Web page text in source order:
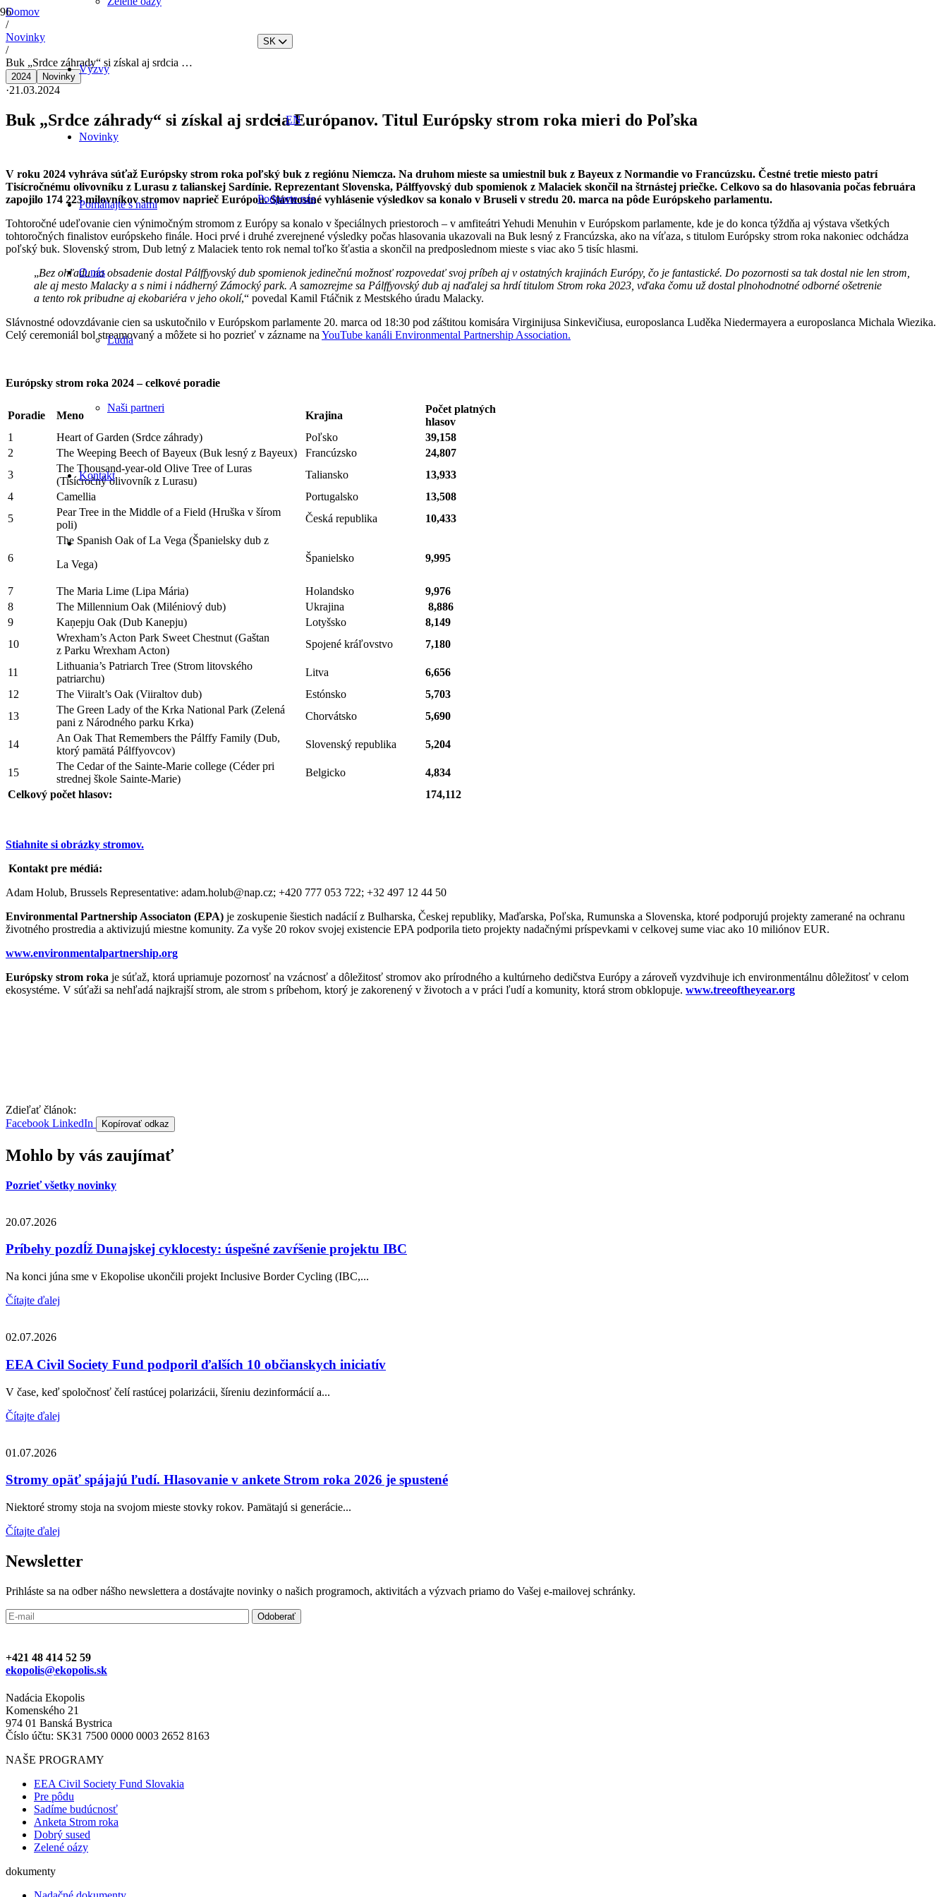
Výzvy
Novinky
Pomáhajte s nami
O nás
Ľudia
Naši partneri
Kontakt
SK
EN
Podporte nás
Domov
/
Novinky
/
Buk „Srdce záhrady“ si získal aj srdcia …
2024 Novinky
·21.03.2024
Buk „Srdce záhrady“ si získal aj srdcia Európanov. Titul Európsky strom roka mieri do Poľska
V roku 2024 vyhráva súťaž Európsky strom roka poľský buk z regiónu Niemcza. Na druhom mieste sa umiestnil buk z Bayeux z Normandie vo Francúzsku. Čestné tretie miesto patrí
Tisícročnému olivovníku z Lurasu z talianskej Sardínie. Reprezentant Slovenska, Pálffyovský dub spomienok z Malaciek skončil na štrnástej priečke. Celkovo sa do hlasovania počas februára
zapojilo 174 223 milovníkov stromov naprieč Európou. Slávnostné vyhlásenie výsledkov sa konalo v Bruseli v stredu 20. marca na pôde Európskeho parlamentu.
Tohtoročné udeľovanie cien výnimočným stromom z Európy sa konalo v špeciálnych priestoroch – v amfiteátri Yehudi Menuhin v Európskom parlamente, kde je do konca týždňa aj výstava všetkých
tohtoročných finalistov európskeho finále. Hoci prvé i druhé zverejnené výsledky počas hlasovania ukazovali na Buk lesný z Francúzska, ako na víťaza, s titulom Európsky strom roka nakoniec odchádza
poľský buk. Slovenský strom, Dub letný z Malaciek tento rok nemal toľko šťastia a skončil na predposlednom mieste s viac ako 5 tisíc hlasmi.
„Bez ohľadu na obsadenie dostal Pálffyovský dub spomienok jedinečnú možnosť rozpovedať svoj príbeh aj v ostatných krajinách Európy, čo je fantastické. Do pozornosti sa tak dostal nie len strom,
ale aj mesto Malacky a s nimi i nádherný Zámocký park. A samozrejme sa Pálffyovský dub aj naďalej sa hrdí titulom Strom roka 2023, vďaka čomu už dostal plnohodnotné odborné ošetrenie
a tento rok pribudne aj ekobariéra v jeho okolí,“ povedal Kamil Ftáčnik z Mestského úradu Malacky.
Slávnostné odovzdávanie cien sa uskutočnilo v Európskom parlamente 20. marca od 18:30 pod záštitou komisára Virginijusa Sinkevičiusa, europoslanca Luděka Niedermayera a europoslanca Michala Wiezika.
Celý ceremoniál bol streamovaný a môžete si ho pozrieť v zázname na YouTube kanáli Environmental Partnership Association.
Európsky strom roka 2024 – celkové poradie
Poradie Meno Krajina
Počet platných
hlasov
1
Heart of Garden (Srdce záhrady) Poľsko
39,158
2
The Weeping Beech of Bayeux (Buk lesný z Bayeux) Francúzsko
24,807
3
The Thousand-year-old Olive Tree of Luras
(Tisícročný olivovník z Lurasu)
Taliansko
13,933
4
Camellia Portugalsko
13,508
5
Pear Tree in the Middle of a Field (Hruška v šírom
poli)
Česká republika 10,433
6
The Spanish Oak of La Vega (Španielsky dub z
La Vega)
Španielsko 9,995
7 The Maria Lime (Lipa Mária) Holandsko
9,976
8
The Millennium Oak (Miléniový dub) Ukrajina
8,886
9
Kaņepju Oak (Dub Kanepju) Lotyšsko
8,149
10
Wrexham’s Acton Park Sweet Chestnut (Gaštan
z Parku Wrexham Acton)
Spojené kráľovstvo 7,180
11
Lithuania’s Patriarch Tree (Strom litovského
patriarchu)
Litva
6,656
12
The Viiralt’s Oak (Viiraltov dub) Estónsko
5,703
13
The Green Lady of the Krka National Park (Zelená
pani z Národného parku Krka)
Chorvátsko 5,690
14
An Oak That Remembers the Pálffy Family (Dub,
ktorý pamätá Pálffyovcov)
Slovenský republika 5,204
15
The Cedar of the Sainte-Marie college (Céder pri
strednej škole Sainte-Marie)
Belgicko
4,834
Celkový počet hlasov:
174,112
Stiahnite si obrázky stromov.
Kontakt pre médiá:
Adam Holub, Brussels Representative: adam.holub@nap.cz; +420 777 053 722; +32 497 12 44 50
Environmental Partnership Associaton (EPA) je zoskupenie šiestich nadácií z Bulharska, Českej republiky, Maďarska, Poľska, Rumunska a Slovenska, ktoré podporujú projekty zamerané na ochranu
životného prostredia a aktivizujú miestne komunity. Za vyše 20 rokov svojej existencie EPA podporila tieto projekty nadačnými príspevkami v celkovej sume viac ako 10 miliónov EUR.
www.environmentalpartnership.org
Európsky strom roka je súťaž, ktorá upriamuje pozornosť na vzácnosť a dôležitosť stromov ako prírodného a kultúrneho dedičstva Európy a zároveň vyzdvihuje ich environmentálnu dôležitosť v celom
ekosystéme. V súťaži sa nehľadá najkrajší strom, ale strom s príbehom, ktorý je zakorenený v životoch a v práci ľudí a komunity, ktorá strom obklopuje. www.treeoftheyear.org
Zdieľať článok:
Facebook LinkedIn Kopírovať odkaz
Mohlo by vás zaujímať
Pozrieť všetky novinky
20.07.2026
Príbehy pozdĺž Dunajskej cyklocesty: úspešné zavŕšenie projektu IBC
Na konci júna sme v Ekopolise ukončili projekt Inclusive Border Cycling (IBC,...
Čítajte ďalej
02.07.2026
EEA Civil Society Fund podporil ďalších 10 občianskych iniciatív
V čase, keď spoločnosť čelí rastúcej polarizácii, šíreniu dezinformácií a...
Čítajte ďalej
01.07.2026
Stromy opäť spájajú ľudí. Hlasovanie v ankete Strom roka 2026 je spustené
Niektoré stromy stoja na svojom mieste stovky rokov. Pamätajú si generácie...
Čítajte ďalej
Newsletter
Prihláste sa na odber nášho newslettera a dostávajte novinky o našich programoch, aktivitách a výzvach priamo do Vašej e-mailovej schránky.
+421 48 414 52 59
ekopolis@ekopolis.sk
Nadácia Ekopolis
Komenského 21
974 01 Banská Bystrica
Číslo účtu: SK31 7500 0000 0003 2652 8163
NAŠE PROGRAMY
EEA Civil Society Fund Slovakia
Pre pôdu
Sadíme budúcnosť
Anketa Strom roka
Dobrý sused
Zelené oázy
dokumenty